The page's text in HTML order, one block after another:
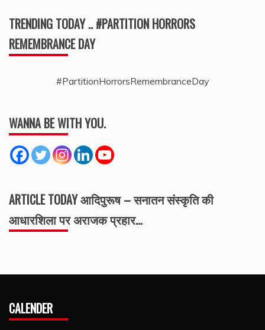
TRENDING TODAY .. #PARTITION HORRORS
REMEMBRANCE DAY
#PartitionHorrorsRemembranceDay
WANNA BE WITH YOU.
ARTICLE TODAY आदिपुरूष – सनातन संस्कृति की
आधारशिला पर अराजक प्रहार…
CALENDER